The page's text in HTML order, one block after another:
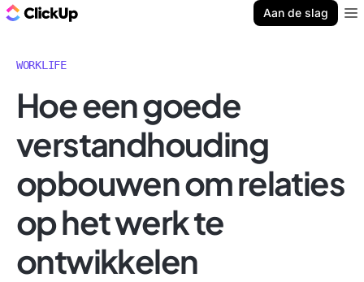
Aan de slag
WORKLIFE
Hoe een goede
verstandhouding
opbouwen om relaties
op het werk te
ontwikkelen